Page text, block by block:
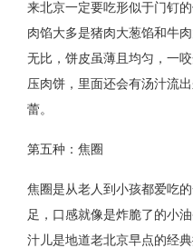
来北京一定要吃形似于门钉
肉馅大多是猪肉大葱馅和牛
无比，饼皮虽薄且均匀，一
压肉饼，里面还会有汤汁流
蕾。
第五种：焦圈
焦圈是从老人到小孩都爱吃
足，口感就像是炸脆了的小
汁儿是地道老北京早点的经